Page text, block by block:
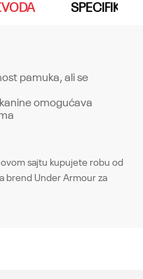
pamuka, ali se
omogućava
sajtu kupujete robu od
brend Under Armour za